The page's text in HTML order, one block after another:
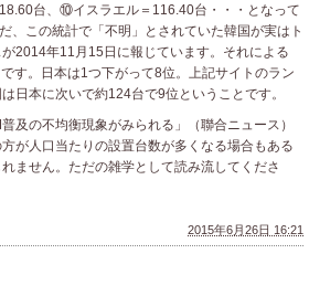
台、⑩イスラエル＝116.40台・・・となって
、この統計で「不明」とされていた韓国が実はト
2014年11月15日に報じています。それによる
す。日本は1つ下がって8位。上記サイトのラン
日本に次いで約124台で9位ということです。
及の不均衡現象がみられる」（聯合ニュース）
が人口当たりの設置台数が多くなる場合もある
ません。ただの雑学として読み流してくださ
2015年6月26日 16:21